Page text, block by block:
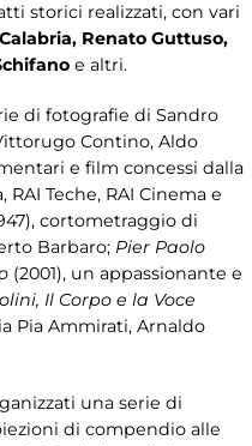
storici realizzati, con vari
Renato Guttuso,
e altri.
di fotografie di Sandro
Contino, Aldo
e film concessi dalla
Teche, RAI Cinema e
cortometraggio di
Barbaro; Pier Paolo
(2001), un appassionante e
Il Corpo e la Voce
Pia Ammirati, Arnaldo
una serie di
di compendio alle